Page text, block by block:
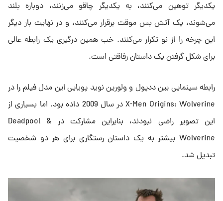
یکدیگر توهین می‌کنند، به یکدیگر چاقو می‌زنند، دوباره بلند
می‌شوند، یک آتش بس موقت برقرار می‌کنند، و در نهایت بار دیگر
این چرخه را از نو تکرار می‌کنند. خب همین درگیری یک رابطه عالی
برای شکل گرفتن یک داستان رفاقتی است.
رابطه سینمایی بین ددپول و ولورین نوید پویایی این مدل فیلم را در
X-Men Origins: Wolverine در سال 2009 داده بود. اما بسیاری از
این تصویر راضی نبودند، بنابراین مشارکت در Deadpool &
Wolverine بیشتر به یک داستان رستگاری برای هر دو شخصیت
تبدیل شد.